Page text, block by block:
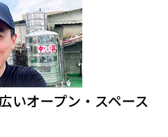
いオープン・スペース